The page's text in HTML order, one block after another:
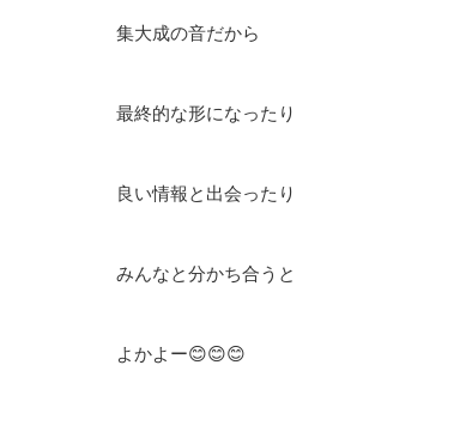
集大成の音だから
最終的な形になったり
良い情報と出会ったり
みんなと分かち合うと
よかよー😊😊😊